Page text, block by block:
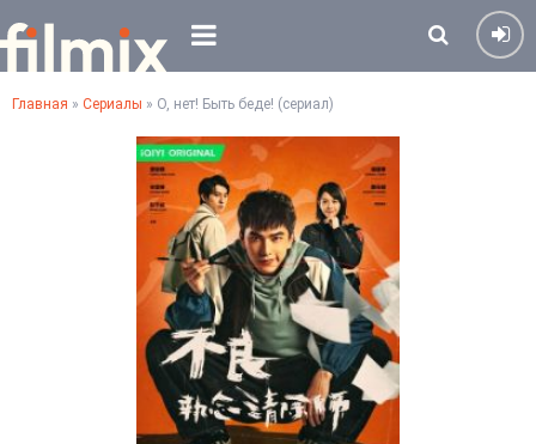
Главная » Сериалы » О, нет! Быть беде! (сериал)